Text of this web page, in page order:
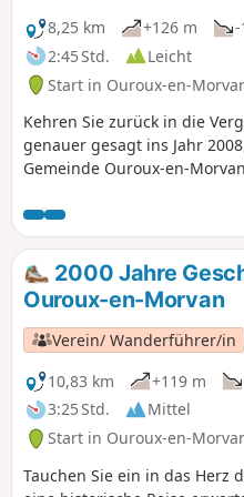
8,25 km
+126 m
-
2:45 Std.
Leicht
Start in Ouroux-en-
Kehren Sie zurück in die
genauer gesagt ins Jahr
Gemeinde Ouroux-en-
Diese Auszeichnung wurde
Géographique National
genaue Punkt befand sich im
Bondy. Das Zentrum der
verschiebt sich jedoch mit
neuer Mitgliedsländer. Mit
Beitritt zur Eurozone
Mittelpunkt. So verlagerte
2009 mit dem Beitritt der
Liernais in der Côte-d'Or.
„europäische Punkt” wird
Granitstein symbolisiert, und
2000 Jahre
Ouroux-en-Morvan
Verein/ Wanderführer/in
10,83 km
+119 m
3:25 Std.
Mittel
Start in Ouroux-en-
Tauchen Sie ein in das Herz